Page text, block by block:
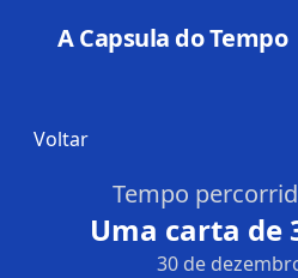
A Capsula do Tempo
Voltar
Tempo
Uma carta de
30 de